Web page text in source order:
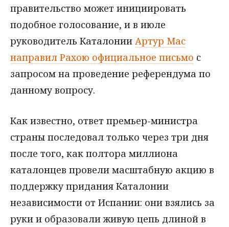
правительство может инициировать
подобное голосование, и в июле
руководитель Каталонии Артур Мас
направил Рахою официальное письмо с
запросом на проведение референдума по
данному вопросу.
Как известно, ответ премьер-министра
страны последовал только через три дня
после того, как полтора миллиона
каталонцев провели масштабную акцию в
поддержку придания Каталонии
независимости от Испании: они взялись за
руки и образовали живую цепь длиной в